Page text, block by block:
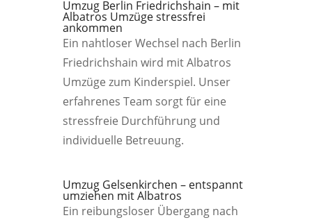
Umzug Berlin Friedrichshain – mit
Albatros Umzüge stressfrei
ankommen
Ein nahtloser Wechsel nach Berlin
Friedrichshain wird mit Albatros
Umzüge zum Kinderspiel. Unser
erfahrenes Team sorgt für eine
stressfreie Durchführung und
individuelle Betreuung.
Umzug Gelsenkirchen – entspannt
umziehen mit Albatros
Ein reibungsloser Übergang nach